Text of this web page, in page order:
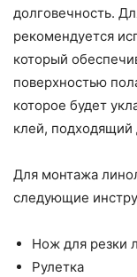
долговечность.
рекомендуется
который
поверхностью
которое будет
клей, подходящий
Для монтажа
следующие
Нож для резки
Рулетка